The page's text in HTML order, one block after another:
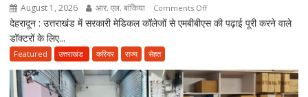
किया
नोटिस
August 1, 2026 आर. एल. बांकिया Comments Offon
MBBS
3
साल
देहरादून : उत्तराखंड में सरकारी मेडिकल कॉलेजों से एमबीबीएस की पढ़ाई पूरी करने वाले
डॉक्टरों के लिए...
Featured उत्तराखंड करियर राज्य सेहत